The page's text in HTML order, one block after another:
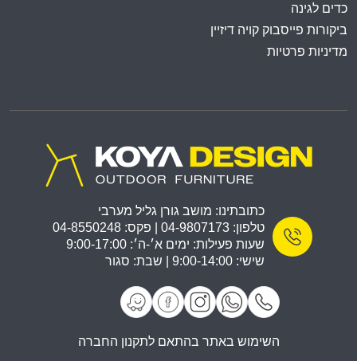
כדים לגינה
ביקורות פייסבוק קויה דיזיין
מדיניות פרטיות
כתובתינו: מושב גורן גליל מערבי
טלפון: 04-9807173 | פקס: 04-8550248
שעות פעילות: ימים א׳-ה׳: 9:00-17:00
שישי: 9:00-14:00 | שבת: סגור
השימוש באתר בהתאם לתקנון החברה